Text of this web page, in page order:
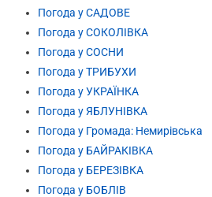
Погода у САДОВЕ
Погода у СОКОЛІВКА
Погода у СОСНИ
Погода у ТРИБУХИ
Погода у УКРАЇНКА
Погода у ЯБЛУНІВКА
Погода у Громада: Немирівська
Погода у БАЙРАКІВКА
Погода у БЕРЕЗІВКА
Погода у БОБЛІВ